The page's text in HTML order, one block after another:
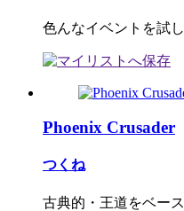
色んなイベントを試
Phoenix Crusader
つくね
古典的・王道をベー